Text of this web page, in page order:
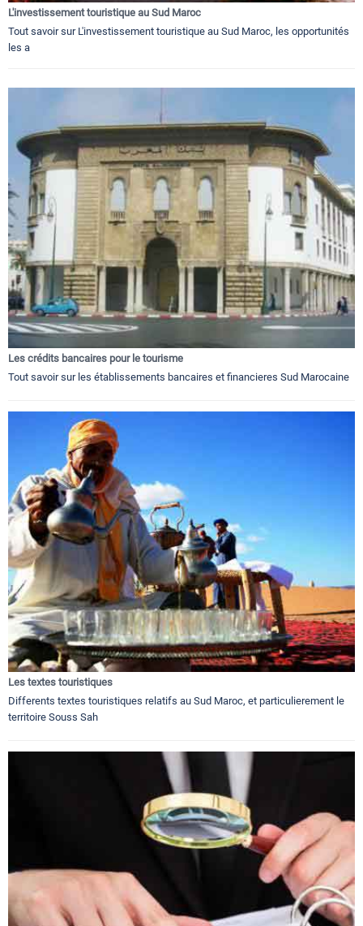
L'investissement touristique au Sud Maroc
Tout savoir sur L'investissement touristique au Sud Maroc, les opportunités
les a
Les crédits bancaires pour le tourisme
Tout savoir sur les établissements bancaires et financieres Sud Marocaine
Les textes touristiques
Differents textes touristiques relatifs au Sud Maroc, et particulierement le
territoire Souss Sah